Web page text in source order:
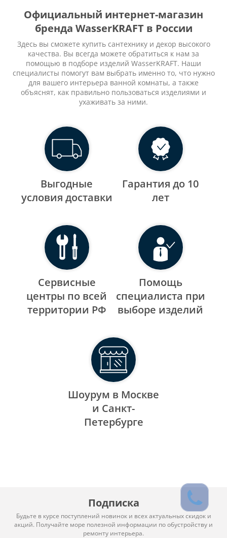
Официальный интернет-магазин
бренда WasserKRAFT в России
Здесь вы сможете купить сантехнику и декор высокого
качества. Вы всегда можете обратиться к нам за
помощью в подборе изделий WasserKRAFT. Наши
специалисты помогут вам выбрать именно то, что нужно
для вашего интерьера ванной комнаты, а также
объяснят, как правильно пользоваться изделиями и
ухаживать за ними.
Выгодные
уcловия доставки
Гарантия до 10
лет
Сервисные
центры по всей
территории РФ
Помощь
специалиста при
выборе изделий
Шоурум в Москве
и Санкт-
Петербурге
Подписка
Будьте в курсе поступлений новинок и всех актуальных скидок и
акций. Получайте море полезной информации по обустройству и
ремонту интерьера.